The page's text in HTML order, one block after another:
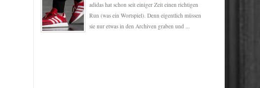
adidas hat schon seit einiger Zeit einen richtigen
Run (was ein Wortspiel). Denn eigentlich müssen
sie nur etwas in den Archiven graben und ...